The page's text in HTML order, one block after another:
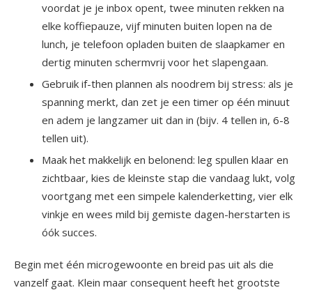
voordat je je inbox opent, twee minuten rekken na
elke koffiepauze, vijf minuten buiten lopen na de
lunch, je telefoon opladen buiten de slaapkamer en
dertig minuten schermvrij voor het slapengaan.
Gebruik if-then plannen als noodrem bij stress: als je
spanning merkt, dan zet je een timer op één minuut
en adem je langzamer uit dan in (bijv. 4 tellen in, 6-8
tellen uit).
Maak het makkelijk en belonend: leg spullen klaar en
zichtbaar, kies de kleinste stap die vandaag lukt, volg
voortgang met een simpele kalenderketting, vier elk
vinkje en wees mild bij gemiste dagen-herstarten is
óók succes.
Begin met één microgewoonte en breid pas uit als die
vanzelf gaat. Klein maar consequent heeft het grootste